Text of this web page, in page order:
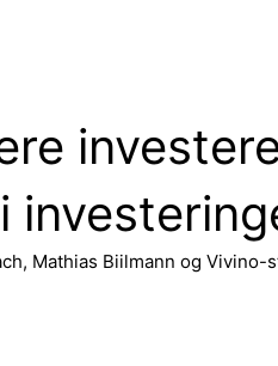
Mathias Biilmann og